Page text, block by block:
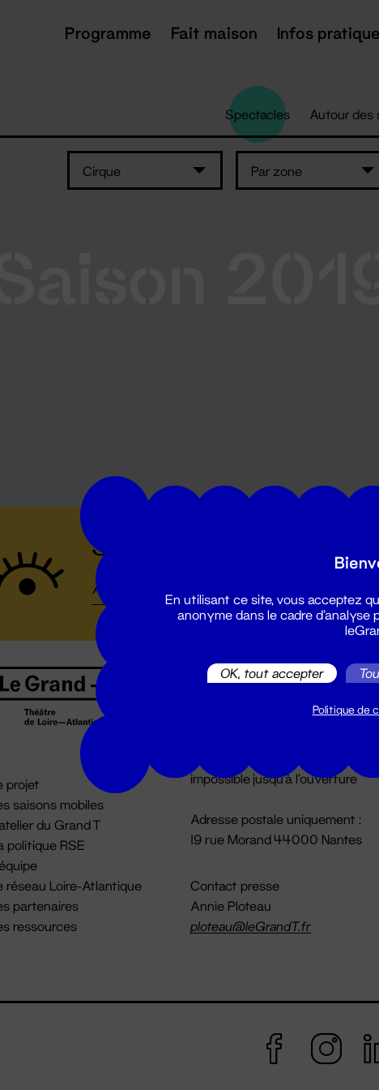
Programme Fait maison Infos
Spectacles Autour des
Cirque Par zone
Suivez toutes les
projet
saisons mobiles
du Grand T
politique RSE
réseau Loire-Atlantique
partenaires
ressources
Billetterie
billetterie@leGrandT.fr
impossible jusqu'à l'ouverture
Adresse postale uniquement :
19 rue Morand 44000 Nantes
Contact presse
Annie Ploteau
ploteau@leGrandT.fr
En utilisant ce site, vous acceptez
anonyme dans le cadre d'analyse
OK, tout accepter
Politique de